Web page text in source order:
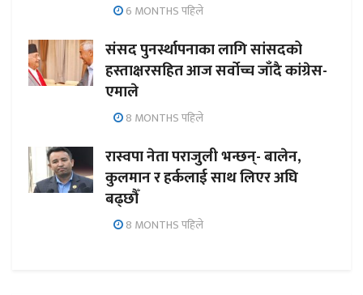
6 MONTHS पहिले
संसद पुनर्स्थापनाका लागि सांसदको
हस्ताक्षरसहित आज सर्वोच्च जाँदै कांग्रेस-
एमाले
8 MONTHS पहिले
रास्वपा नेता पराजुली भन्छन्- बालेन,
कुलमान र हर्कलाई साथ लिएर अघि
बढ्छौँ
8 MONTHS पहिले